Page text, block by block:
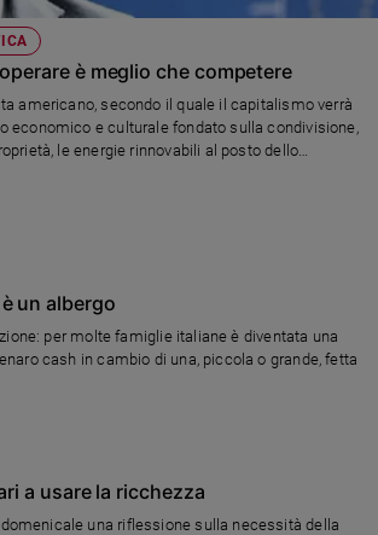
è meglio che competere
americano, secondo il quale il capitalismo verrà
economico e culturale fondato sulla condivisione,
le energie rinnovabili al posto dello
«Vorrei che papa Francesco leggesse il mio libro,
un albergo
per molte famiglie italiane è diventata una
cash in cambio di una, piccola o grande, fetta
a usare la ricchezza
una riflessione sulla necessità della